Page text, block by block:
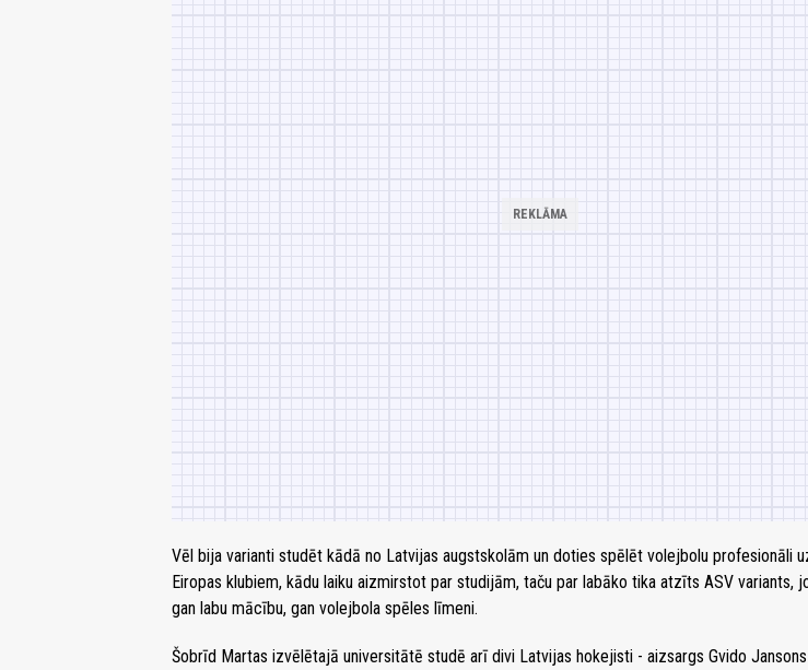
Vēl bija varianti studēt kādā no Latvijas augstskolām un doties spēlēt volejbolu profesionāli
Eiropas klubiem, kādu laiku aizmirstot par studijām, taču par labāko tika atzīts ASV variants,
gan labu mācību, gan volejbola spēles līmeni.
Šobrīd Martas izvēlētajā universitātē studē arī divi Latvijas hokejisti - aizsargs Gvido